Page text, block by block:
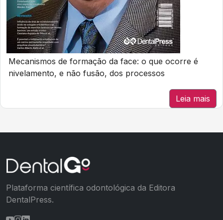
Mecanismos de formação da face: o que ocorre é
nivelamento, e não fusão, dos processos
Leia mais
Plataforma científica odontológica da Editora
DentalPress.